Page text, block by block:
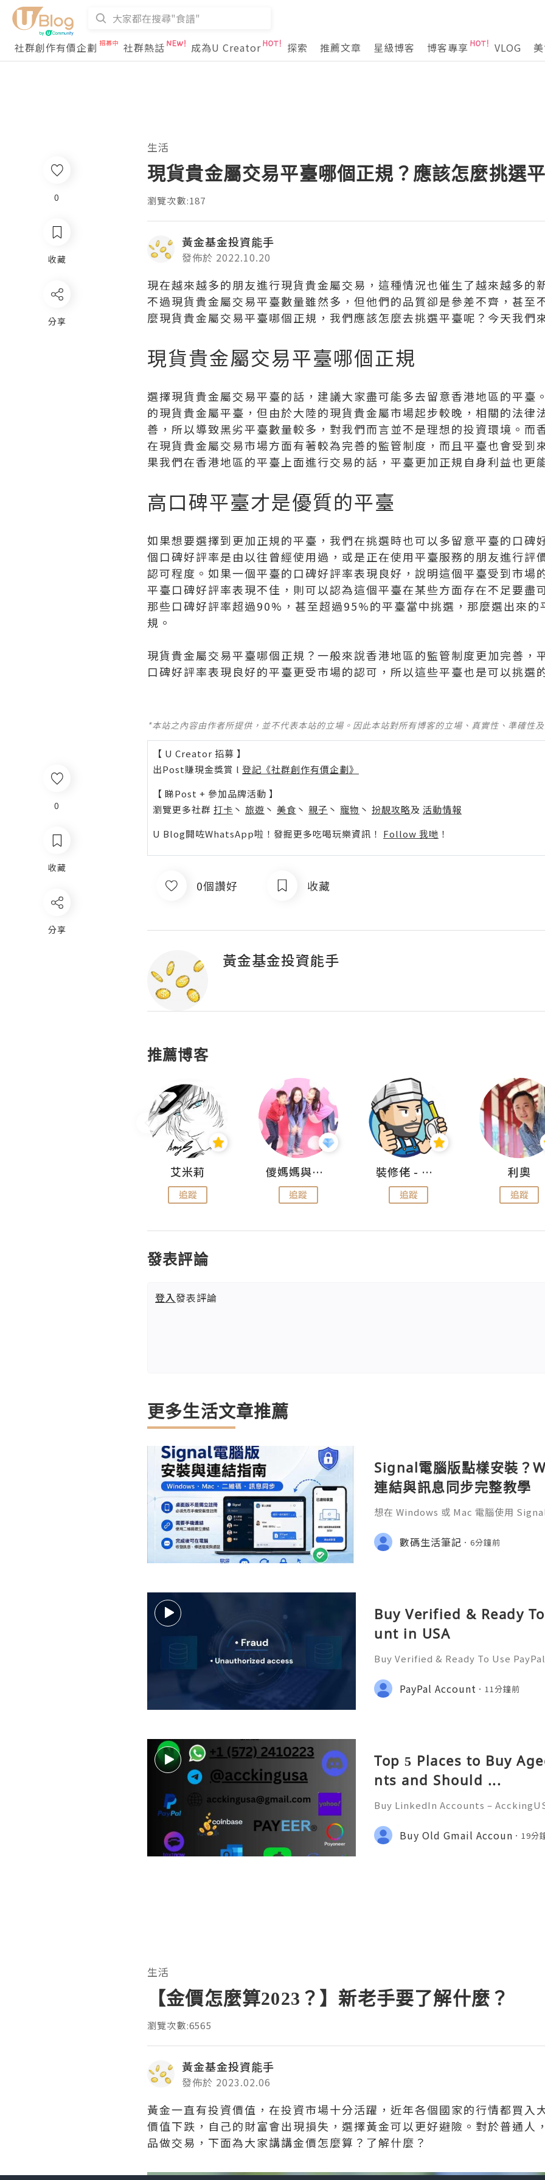
社群創作有價企劃 社群熱話 成為U Creator 探索 推薦文章 星級博客 博客專享 VLOG
0
收藏
分享
生活
現貨貴金屬交易平臺哪個正規？應該怎麼挑選
瀏覽次數:187
黃金基金投資能手
發佈於 2022.10.20
現在越來越多的朋友進行現貨貴金屬交易，這種情況也催生了越來越多的
不過現貨貴金屬交易平臺數量雖然多，但他們的品質卻是參差不齊，甚至
麼現貨貴金屬交易平臺哪個正規，我們應該怎麼去挑選平臺呢？今天我們
現貨貴金屬交易平臺哪個正規
選擇現貨貴金屬交易平臺的話，建議大家盡可能多去留意香港地區的平臺
的現貨貴金屬平臺，但由於大陸的現貨貴金屬市場起步較晚，相關的法律
善，所以導致黑劣平臺數量較多，對我們而言並不是理想的投資環境。而
在現貨貴金屬交易市場方面有著較為完善的監管制度，而且平臺也會受到
果我們在香港地區的平臺上面進行交易的話，平臺更加正規自身利益也更
高口碑平臺才是優質的平臺
如果想要選擇到更加正規的平臺，我們在挑選時也可以多留意平臺的口碑
個口碑好評率是由以往曾經使用過，或是正在使用平臺服務的朋友進行評
認可程度。如果一個平臺的口碑好評率表現良好，說明這個平臺受到市場
平臺口碑好評率表現不佳，則可以認為這個平臺在某些方面存在不足要盡
那些口碑好評率超過90%，甚至超過95%的平臺當中挑選，那麼選出來
規。
現貨貴金屬交易平臺哪個正規？一般來說香港地區的監管制度更加完善，
口碑好評率表現良好的平臺更受市場的認可，所以這些平臺也是可以挑選
*本站之內容由作者所提供，並不代表本站的立場。因此本站對所有博客的立場、真實性、準確性
【 U Creator 招募 】
出Post賺現金獎賞 l 登記《社群創作有價企劃》
【 睇Post + 參加品牌活動 】
瀏覽更多社群 打卡 丶 旅遊 丶 美食 丶 親子 丶 寵物 丶 扮靚攻略及 活動情報
U Blog開咗WhatsApp啦！發掘更多吃喝玩樂資訊！ Follow 我哋 ！
0個讚好 收藏
黃金基金投資能手
推薦博客
艾米莉
追蹤
儍媽媽與兩隻小魔怪之家
追蹤
裝修佬 - 香港一站式網上裝修平台
追蹤
利奧
追蹤
發表評論
登入發表評論
更多生活文章推薦
Signal電腦版點樣安裝？
連結與訊息同步完整教學
想在 Windows 或 Mac 電腦使用
版設成已連結裝置。
數碼生活筆記 6分鐘前
Buy Verified & Ready
unt in USA
Buy Verified & Ready To Use
com 💎 WhatsApp: +1(772)563-
it 🎮 discord: usamarketit ✅ Trust
PayPal Account 11分鐘前
Top 5 Places to Buy
nts and Should ...
Buy LinkedIn Accounts –
ant than ever. AcckingUSA.com
a crucial role in connecting
Buy Old Gmail Accoun 19分
0
收藏
分享
生活
【金價怎麼算2023？】新老手要了解什麼？
瀏覽次數:6565
黃金基金投資能手
發佈於 2023.02.06
黃金一直有投資價值，在投資市場十分活躍，近年各個國家的行情都買入
價值下跌，自己的財富會出現損失，選擇黃金可以更好避險。對於普通人
品做交易，下面為大家講講金價怎麼算？了解什麼？